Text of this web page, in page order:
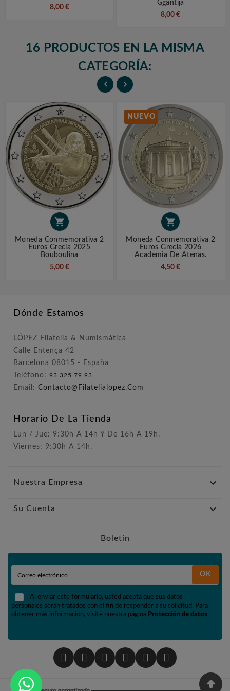
8,00 €
Ggantija
8,00 €
16 PRODUCTOS EN LA MISMA
CATEGORÍA:
 

Moneda Conmemorativa 2
Euros Grecia 2025
Bouboulina
5,00 €
NUEVO

Moneda Conmemorativa 2
Euros Grecia 2026
Academia De Atenas.
4,50 €
Dónde Estamos
LÓPEZ Filatelia & Numismática
Calle Entença 42
Barcelona 08015 - España
Teléfono: 93 325 79 93
Email: Contacto@filatelialopez.com
Horario De La Tienda
Lun / Jue: 9:30h A 14h Y De 16h A 19h.
Viernes: 9:30h A 14h.
Nuestra Empresa 
Su Cuenta 
Boletín
OK
Al enviar este formulario, usted acepta que sus datos
personales serán tratados con el fin de responder a su solicitud. Para
obtener más información, visite nuestra página Protección de datos.